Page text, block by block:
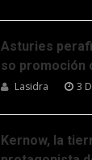
Asturies
so promoción
Lasidra 3
Kernow, la